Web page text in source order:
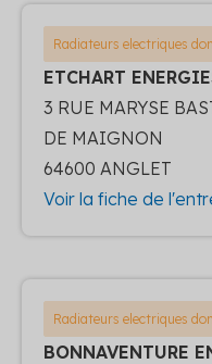
Radiateurs electriques
ETCHART
3 RUE MARYSE
DE MAIGNON
64600 ANGLET
Voir la fiche de
Radiateurs electriques
BONNAVENTURE